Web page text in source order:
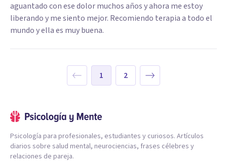
aguantado con ese dolor muchos años y ahora me estoy
liberando y me siento mejor. Recomiendo terapia a todo el
mundo y ella es muy buena.
1 2
Psicología para profesionales, estudiantes y curiosos. Artículos
diarios sobre salud mental, neurociencias, frases célebres y
relaciones de pareja.